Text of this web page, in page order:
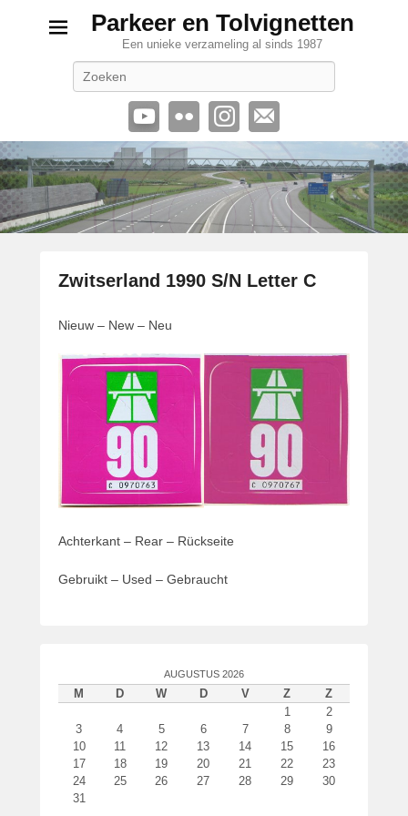
Parkeer en Tolvignetten
Een unieke verzameling al sinds 1987
Zwitserland 1990 S/N Letter C
e
a
p
1
u
u
s
Nieuw – New – Neu
Achterkant – Rear – Rückseite
Gebruikt – Used – Gebraucht
AUGUSTUS 2026
M D W D V Z
Z
1
2
3
4 5 6 7 8
9
10
11 12 13 14 15
16
17
18 19 20 21 22
23
24
25 26 27 28 29
30
31